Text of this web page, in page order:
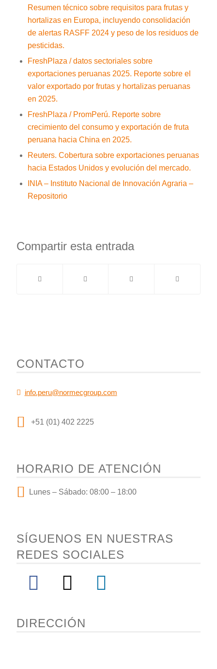
Resumen técnico sobre requisitos para frutas y
hortalizas en Europa, incluyendo consolidación
de alertas RASFF 2024 y peso de los residuos de
pesticidas.
FreshPlaza / datos sectoriales sobre
exportaciones peruanas 2025. Reporte sobre el
valor exportado por frutas y hortalizas peruanas
en 2025.
FreshPlaza / PromPerú. Reporte sobre
crecimiento del consumo y exportación de fruta
peruana hacia China en 2025.
Reuters. Cobertura sobre exportaciones peruanas
hacia Estados Unidos y evolución del mercado.
INIA – Instituto Nacional de Innovación Agraria –
Repositorio
Compartir esta entrada
CONTACTO
info.peru@normecgroup.com
+51 (01) 402 2225
HORARIO DE ATENCIÓN
Lunes – Sábado: 08:00 – 18:00
SÍGUENOS EN NUESTRAS
REDES SOCIALES
DIRECCIÓN